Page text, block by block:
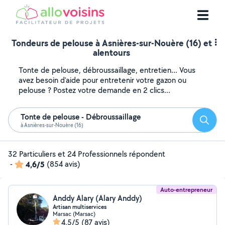
Tondeurs de pelouse à Asnières-sur-Nouère (16) et
alentours
Tonte de pelouse, débroussaillage, entretien... Vous
avez besoin d'aide pour entretenir votre gazon ou
pelouse ? Postez votre demande en 2 clics...
Tonte de pelouse - Débroussaillage
à Asnières-sur-Nouère (16)
32 Particuliers et 24 Professionnels répondent
-
4,6/5 (854 avis)
Auto-entrepreneur
Anddy Alary (Alary Anddy)
Artisan multiservices
Marsac (Marsac)
4,5/5 (87 avis)